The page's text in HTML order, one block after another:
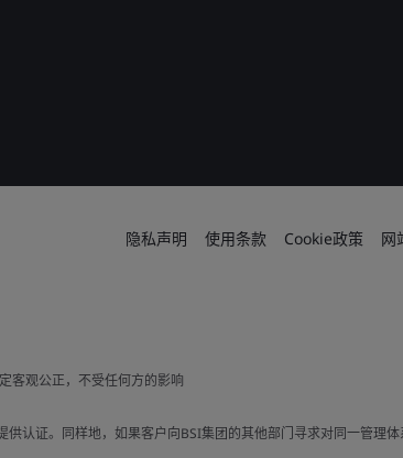
隐私声明 使用条款 Cookie政策 网
客观公正，不受任何方的影响
认证。同样地，如果客户向BSI集团的其他部门寻求对同一管理